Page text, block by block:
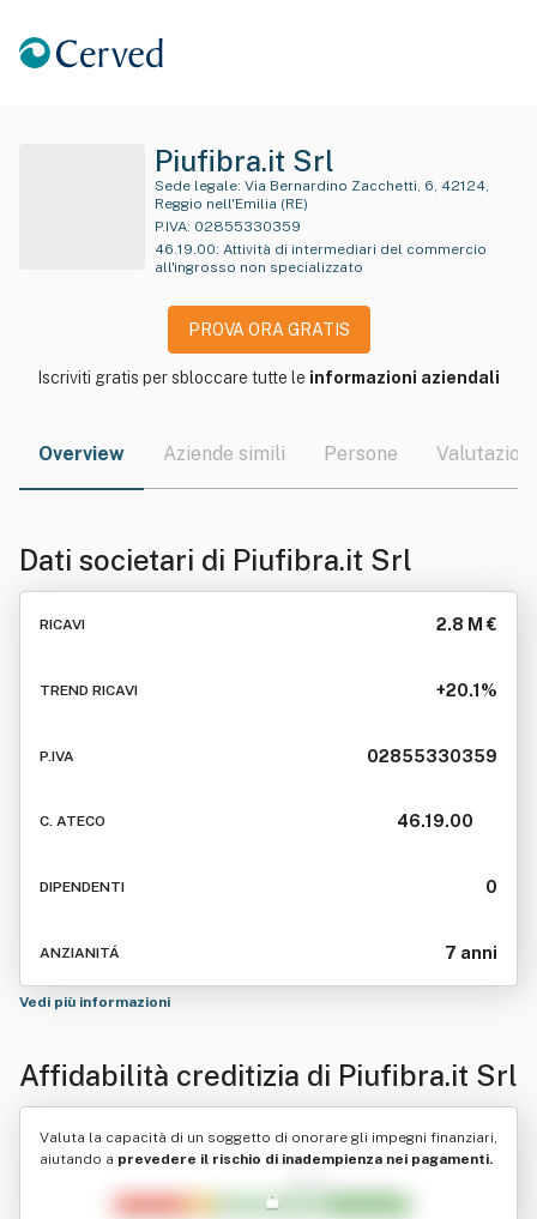
Piufibra.it Srl
Sede legale:
Reggio nell'Emilia (RE)
P.IVA: 02855330359
46.19.00: Attività di intermediari del commercio
all'ingrosso non specializzato
PROVA ORA GRATIS
Iscriviti gratis per sbloccare tutte le informazioni aziendali
Overview Aziende simili Persone Valutazioni
Dati societari di Piufibra.it Srl
RICAVI 2.8 M €
TREND RICAVI +20.1%
P.IVA 02855330359
C. ATECO 46.19.00
DIPENDENTI 0
ANZIANITÁ 7 anni
Vedi più informazioni
Affidabilità creditizia di Piufibra.it Srl
Valuta la capacità di un soggetto di onorare gli impegni finanziari,
aiutando a prevedere il rischio di inadempienza nei pagamenti.